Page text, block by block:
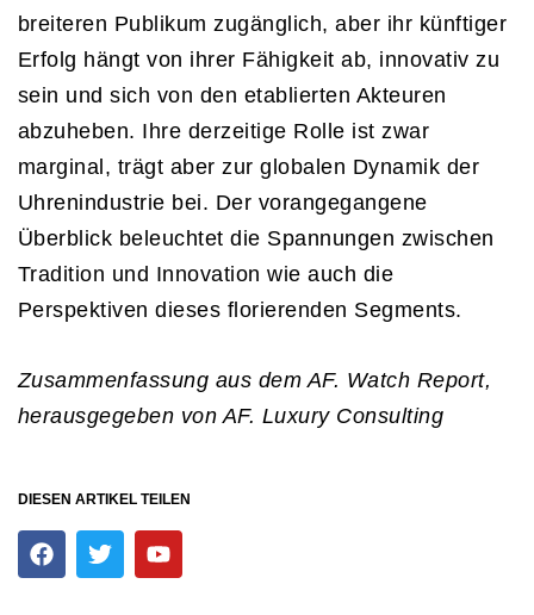
breiteren Publikum zugänglich, aber ihr künftiger
Erfolg hängt von ihrer Fähigkeit ab, innovativ zu
sein und sich von den etablierten Akteuren
abzuheben. Ihre derzeitige Rolle ist zwar
marginal, trägt aber zur globalen Dynamik der
Uhrenindustrie bei. Der vorangegangene
Überblick beleuchtet die Spannungen zwischen
Tradition und Innovation wie auch die
Perspektiven dieses florierenden Segments.
Zusammenfassung aus dem AF. Watch Report,
herausgegeben von AF. Luxury Consulting
DIESEN ARTIKEL TEILEN
F
a
T
w
Y
o